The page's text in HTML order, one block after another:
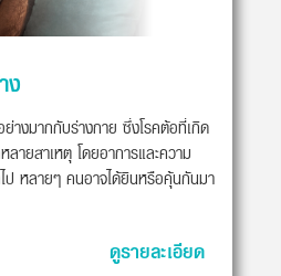
ง
างมากกับร่างกาย ซึ่งโรคต้อที่เกิด
ายสาเหตุ โดยอาการและความ
หลายๆ คนอาจได้ยินหรือคุ้นกันมา
ดูรายละเอียด